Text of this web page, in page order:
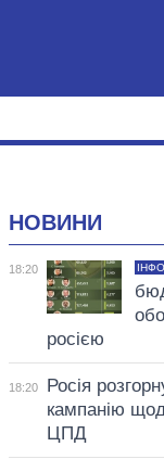
НОВИНИ
18:20
росією
18:20
Росія
кампанію
ЦПД